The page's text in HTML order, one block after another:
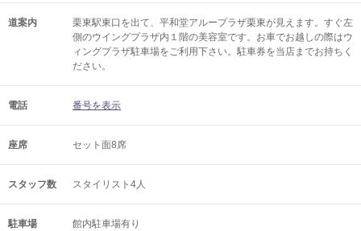
道案内
栗東駅東口を出て、平和堂アループラザ栗東が見えます。すぐ左
側のウイングプラザ内１階の美容室です。お車でお越しの際はウ
ィングプラザ駐車場をご利用下さい。駐車券を当店までお持ちく
ださい。
電話 番号を表示
座席 セット面8席
スタッフ数 スタイリスト4人
駐車場 館内駐車場有り